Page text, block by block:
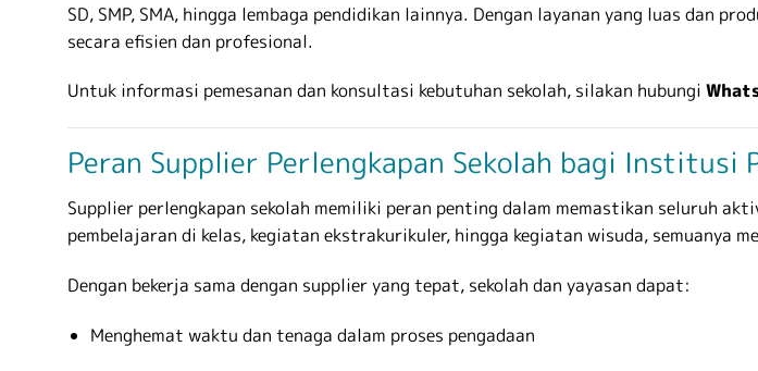
SD, SMP, SMA, hingga lembaga pendidikan lainnya. Dengan layanan yang luas dan
secara efisien dan profesional.
Untuk informasi pemesanan dan konsultasi kebutuhan sekolah, silakan hubungi
Peran Supplier Perlengkapan Sekolah bagi Institusi
Supplier perlengkapan sekolah memiliki peran penting dalam memastikan seluruh
pembelajaran di kelas, kegiatan ekstrakurikuler, hingga kegiatan wisuda, semuanya
Dengan bekerja sama dengan supplier yang tepat, sekolah dan yayasan dapat:
Menghemat waktu dan tenaga dalam proses pengadaan